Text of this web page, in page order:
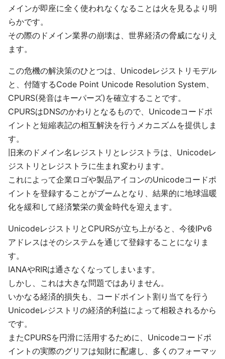
メインが即座に全く使われなくなることは火を見るより明
らかです。
その際のドメイン業界の崩壊は、世界経済の脅威になりえ
ます。
この危機の解決策のひとつは、Unicodeレジストリモデル
と、付随するCode Point Unicode Resolution System、
CPURS(発音はキーパーズ)を確立することです。
CPURSはDNSのかわりとなるもので、Unicodeコードポ
イントと短縮表記の相互解決を行うメカニズムを提供しま
す。
旧来のドメイン名レジストリとレジストラは、Unicodeレ
ジストリとレジストラに生まれ変わります。
これによって企業ロゴや製品アイコンのUnicodeコードポ
イントを登録することがブームとなり、結果的に地球温暖
化を緩和して経済繁栄の黄金時代を迎えます。
UnicodeレジストリとCPURSが立ち上がると、今後IPv6
アドレスはそのシステムを通じて登録することになりま
す。
IANAやRIRは通さなくなってしまいます。
しかし、これは大きな問題ではありません。
いかなる経済的損失も、コードポイント割り当てを行う
Unicodeレジストリの経済的利益によって相殺されるから
です。
またCPURSを円滑に活用するために、Unicodeコードポ
イントの実際のグリフは知財に配慮し、多くのフォーマッ